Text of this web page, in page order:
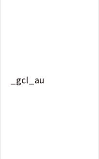
_gcl_au